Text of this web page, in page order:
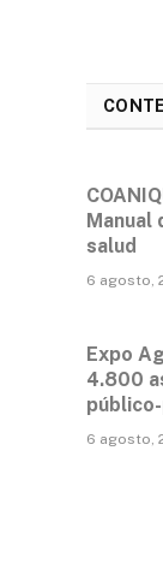
Manual
salud
6 agosto,
Expo
4.800
6 agosto,